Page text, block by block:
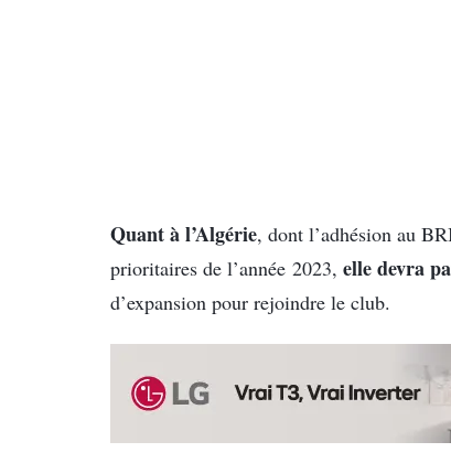
Quant à l’Algérie, dont l’adhésion au
prioritaires de l’année 2023, elle devra
d’expansion pour rejoindre le club.